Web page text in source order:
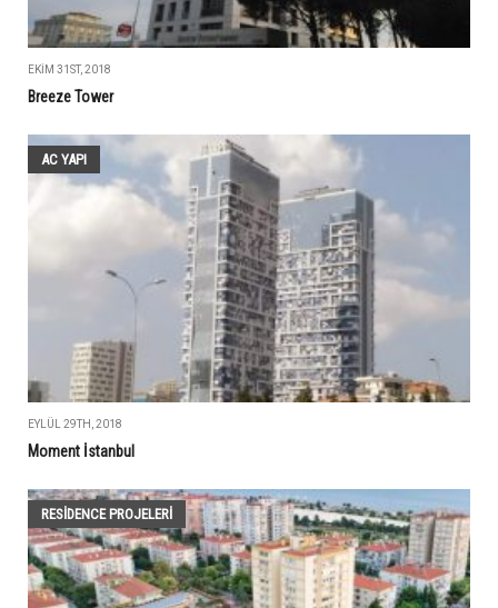
EKIM 31ST, 2018
Breeze Tower
AC YAPI
EYLÜL 29TH, 2018
Moment İstanbul
RESIDENCE PROJELERI